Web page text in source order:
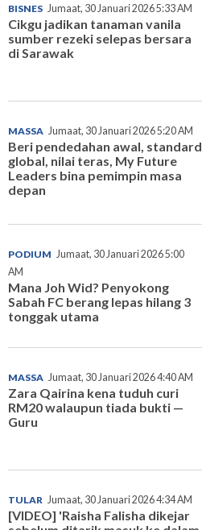
BISNES Jumaat, 30 Januari 2026 5:33 AM
Cikgu jadikan tanaman vanila
sumber rezeki selepas bersara
di Sarawak
MASSA Jumaat, 30 Januari 2026 5:20 AM
Beri pendedahan awal, standard
global, nilai teras, My Future
Leaders bina pemimpin masa
depan
PODIUM Jumaat, 30 Januari 2026 5:00
AM
Mana Joh Wid? Penyokong
Sabah FC berang lepas hilang 3
tonggak utama
MASSA Jumaat, 30 Januari 2026 4:40 AM
Zara Qairina kena tuduh curi
RM20 walaupun tiada bukti —
Guru
TULAR Jumaat, 30 Januari 2026 4:34 AM
[VIDEO] 'Raisha Falisha dikejar